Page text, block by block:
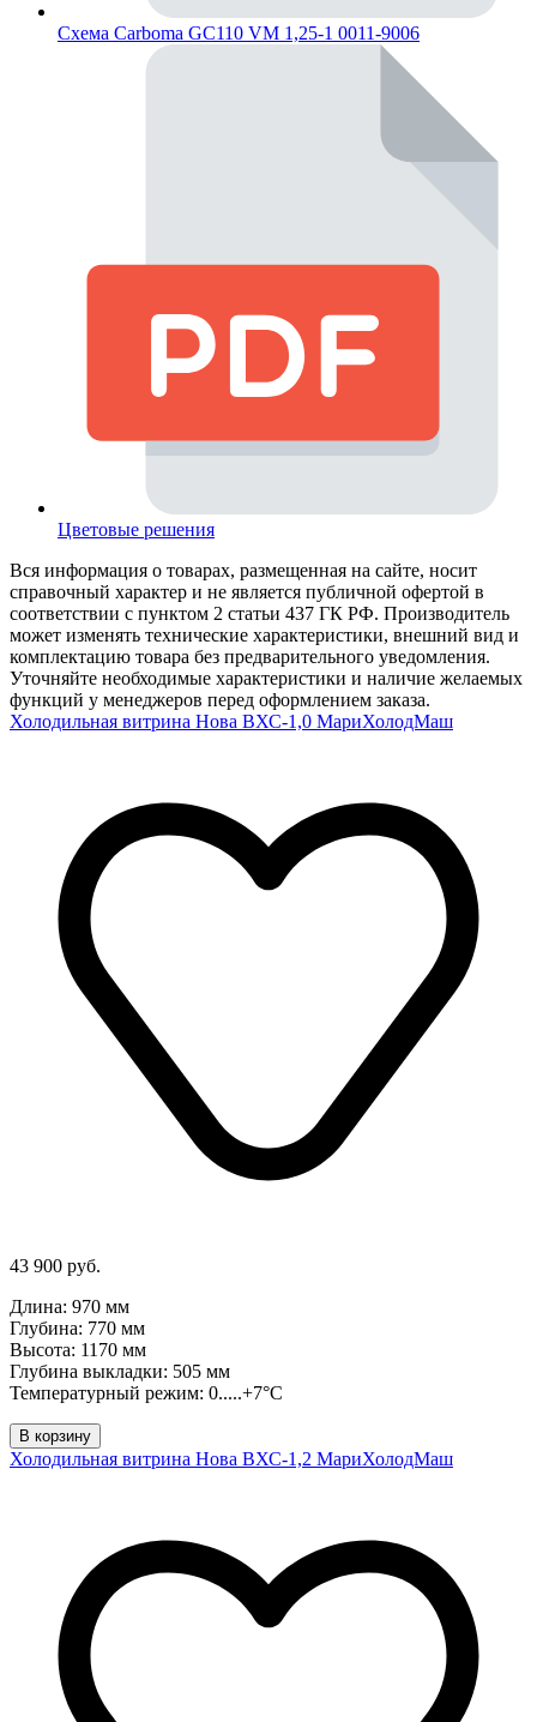
Схема Carboma GC110 VM 1,25-1 0011-9006
Цветовые решения
Вся информация о товарах, размещенная на сайте, носит
справочный характер и не является публичной офертой в
соответствии с пунктом 2 статьи 437 ГК РФ. Производитель
может изменять технические характеристики, внешний вид и
комплектацию товара без предварительного уведомления.
Уточняйте необходимые характеристики и наличие желаемых
функций у менеджеров перед оформлением заказа.
Холодильная витрина Нова ВХС-1,0 МариХолодМаш
43 900 руб.
Длина: 970 мм
Глубина: 770 мм
Высота: 1170 мм
Глубина выкладки: 505 мм
Температурный режим: 0.....+7°C
В корзину
Холодильная витрина Нова ВХС-1,2 МариХолодМаш